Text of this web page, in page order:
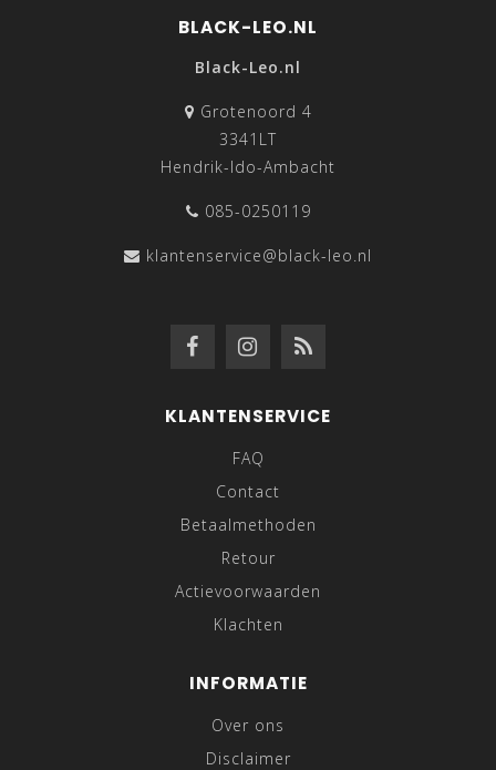
BLACK-LEO.NL
Black-Leo.nl
Grotenoord 4
3341LT
Hendrik-Ido-Ambacht
085-0250119
klantenservice@black-leo.nl
KLANTENSERVICE
FAQ
Contact
Betaalmethoden
Retour
Actievoorwaarden
Klachten
INFORMATIE
Over ons
Disclaimer